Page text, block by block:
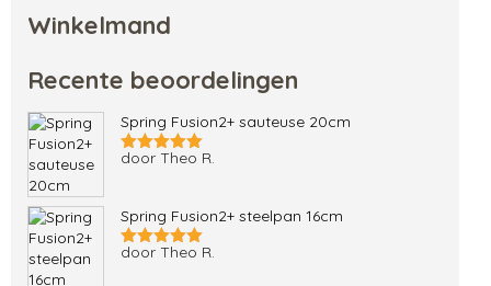
Winkelmand
Recente beoordelingen
Spring Fusion2+ sauteuse 20cm
Gewaardeerd
door Theo R.
Spring Fusion2+ steelpan 16cm
Gewaardeerd
door Theo R.